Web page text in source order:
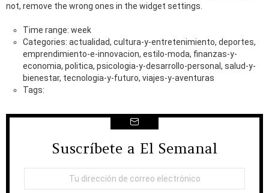
not, remove the wrong ones in the widget settings.
Time range: week
Categories: actualidad, cultura-y-entretenimiento, deportes,
emprendimiento-e-innovacion, estilo-moda, finanzas-y-
economia, politica, psicologia-y-desarrollo-personal, salud-y-
bienestar, tecnologia-y-futuro, viajes-y-aventuras
Tags:
NEWSLETTER
Suscríbete a El Semanal